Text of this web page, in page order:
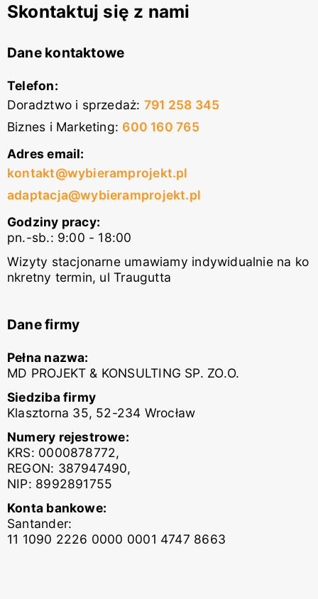
Skontaktuj się z nami
Dane kontaktowe
Telefon:
Doradztwo i sprzedaż: 791 258 345
Biznes i Marketing: 600 160 765
Adres email:
kontakt@wybieramprojekt.pl
adaptacja@wybieramprojekt.pl
Godziny pracy:
pn.-sb.: 9:00 - 18:00
Wizyty stacjonarne umawiamy indywidualnie na ko
nkretny termin, ul Traugutta
Dane firmy
Pełna nazwa:
MD PROJEKT & KONSULTING SP. ZO.O.
Siedziba firmy
Klasztorna 35, 52-234 Wrocław
Numery rejestrowe:
KRS: 0000878772,
REGON: 387947490,
NIP: 8992891755
Konta bankowe:
Santander:
11 1090 2226 0000 0001 4747 8663